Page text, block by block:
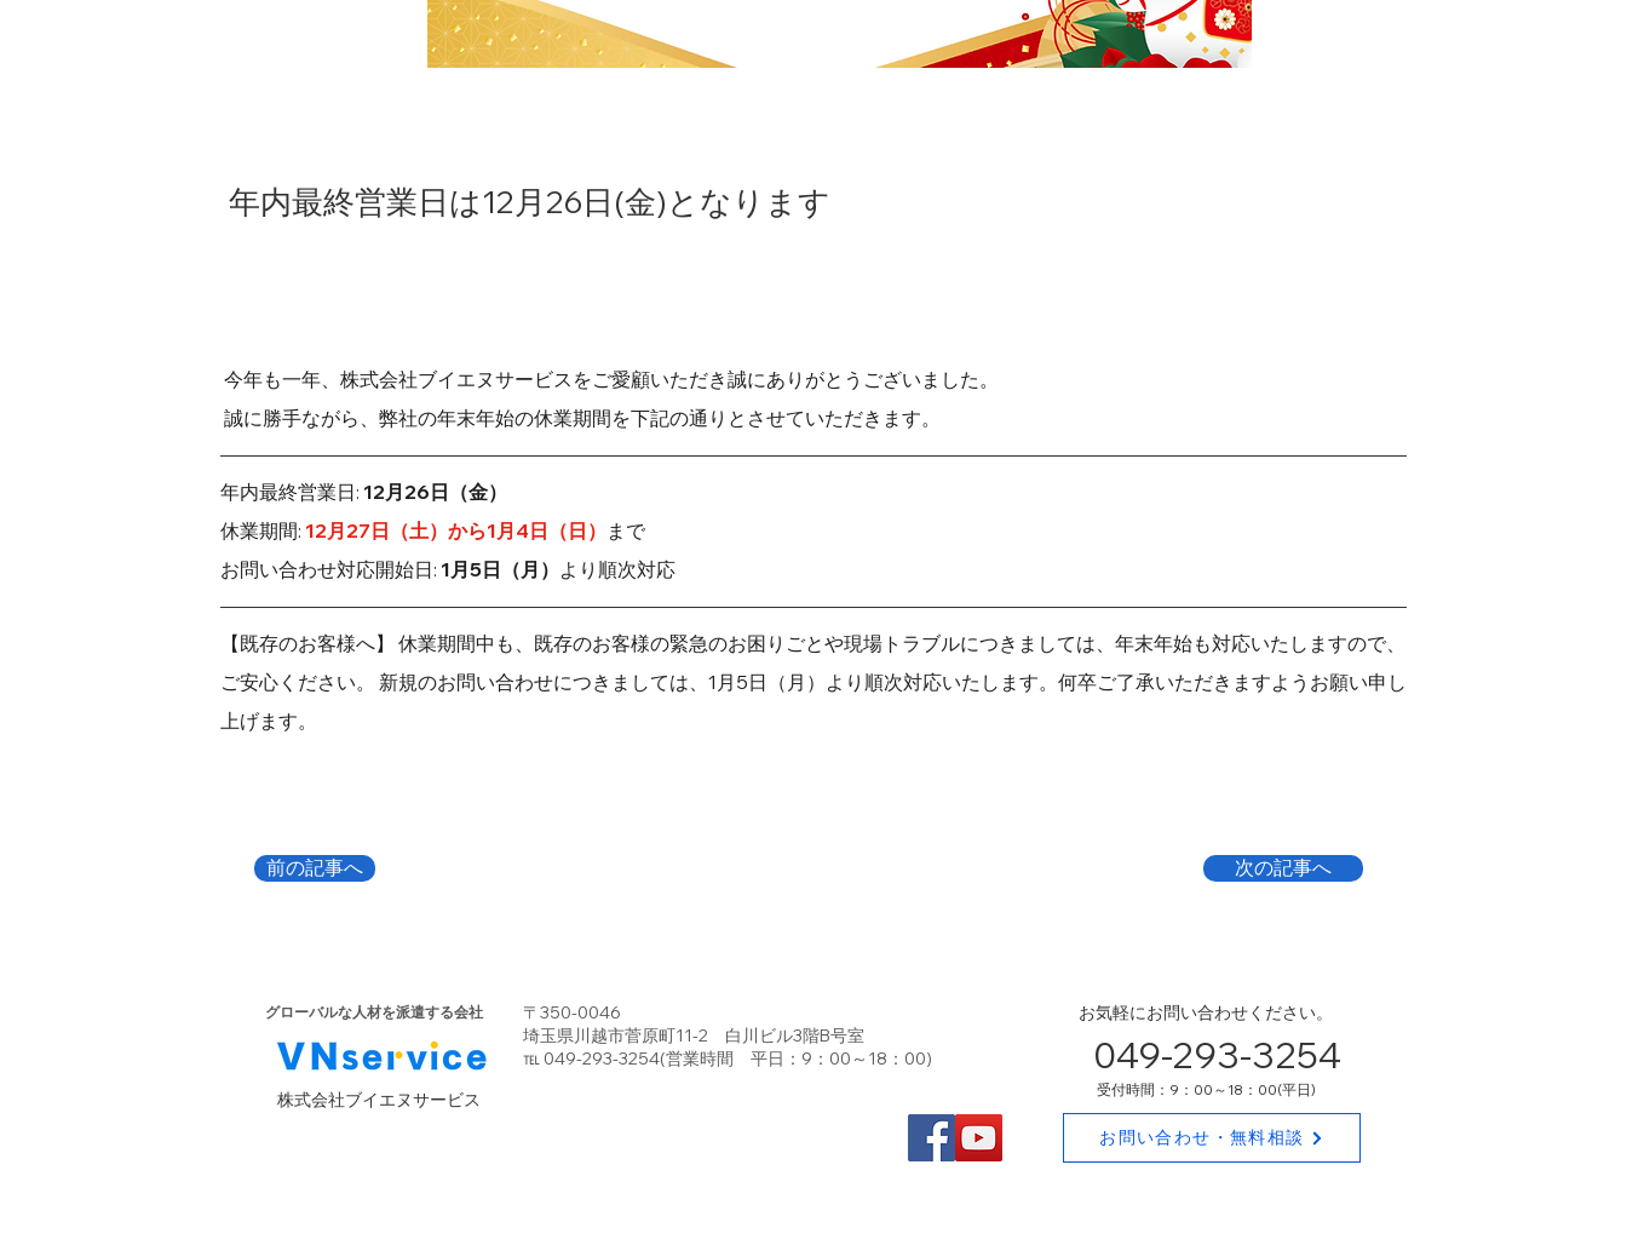
年内最終営業日は12月26日(金)となります
今年も一年、株式会社ブイエヌサービスをご愛顧いただき誠にありがとうございました。
誠に勝手ながら、弊社の年末年始の休業期間を下記の通りとさせていただきます。
年内最終営業日: 12月26日（金）
休業期間: 12月27日（土）から1月4日（日） まで
お問い合わせ対応開始日: 1月5日（月） より順次対応
【既存のお客様へ】 休業期間中も、既存のお客様の緊急のお困りごとや現場トラブルにつきましては、年末年始も対応いたしますので、
ご安心ください。 新規のお問い合わせにつきましては、1月5日（月）より順次対応いたします。何卒ご了承いただきますようお願い申し
上げます。
前の記事へ 次の記事へ
​グローバルな人材を派遣する会社
​〒350-0046
​埼玉県川越市菅原町11-2 白川ビル3階B号室
​℡ 049-293-3254(営業時間 平日：9：00～18：00)
​株式会社ブイエヌサービス
​お気軽にお問い合わせください。
​049-293-3254
​受付時間：9：00～18：00(平日)
お問い合わせ・無料相談